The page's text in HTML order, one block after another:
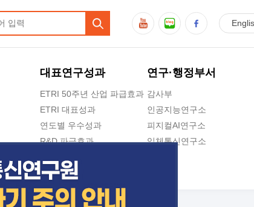
대표연구성과
ETRI 50주년 산업 파급효과
ETRI 대표성과
연도별 우수성과
R&D 파급효과
지식공유플랫폼
연구·행정부서
감사부
인공지능연구소
피지컬AI연구소
입체통신연구소
En